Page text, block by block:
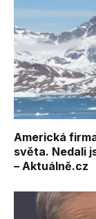
Americká
světa. Nedali
– Aktuálně.cz